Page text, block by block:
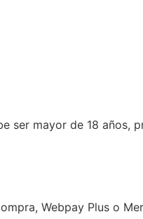
ser mayor de 18 años,
Webpay Plus o